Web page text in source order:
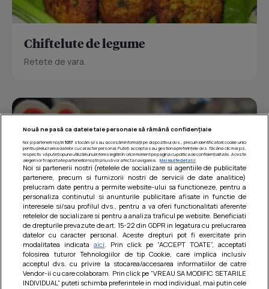
Chiftelute de legume
Retete de vara.
Barcute din vinete cu arpagic rosu
Un deliciu usor de preparat!
Nouă ne pasă ca datele tale personale să rămână confidențiale
Noi și partenerii noștri 1017 stocăm și/sau accesăm informații pe dispozitivul dvs., precum identificatorii cookie unici
pentru prelucrarea datelor cu caracter personal. Puteți accepta sau gestiona preferințele dvs. făcând clic mai jos,
respectiv vă puteți opune utilizării unui interes legitim în orice moment pe pagina cu politica de confidențialitate. Aceste
alegeri vor fi raportate partenerilor noștri și nu vă vor afecta navigarea.
Mai multe detalii
Noi si partenerii nostri (retelele de socializare si agentiile de publicitate
partenere, precum si furnizorii nostri de servicii de date analitice)
prelucram date pentru a permite website-ului sa functioneze, pentru a
personaliza continutul si anunturile publicitare afisate in functie de
interesele si/sau profilul dvs., pentru a va oferi functionalitati aferente
retelelor de socializare si pentru a analiza traficul pe website. Beneficiati
de drepturile prevazute de art. 15-22 din GDPR in legatura cu prelucrarea
datelor cu caracter personal. Aceste drepturi pot fi exercitate prin
modalitatea indicataaici . Prin click pe “ACCEPT TOATE”, acceptati
folosirea tuturor Tehnologiilor de tip Cookie, care implica inclusiv
acceptul dvs. cu privire la stocarea/accesarea informatiilor de catre
Vendor-ii cu care colaboram. Prin click pe “VREAU SA MODIFIC SETARILE
INDIVIDUAL” puteti schimba preferintele in mod individual, mai putin cele